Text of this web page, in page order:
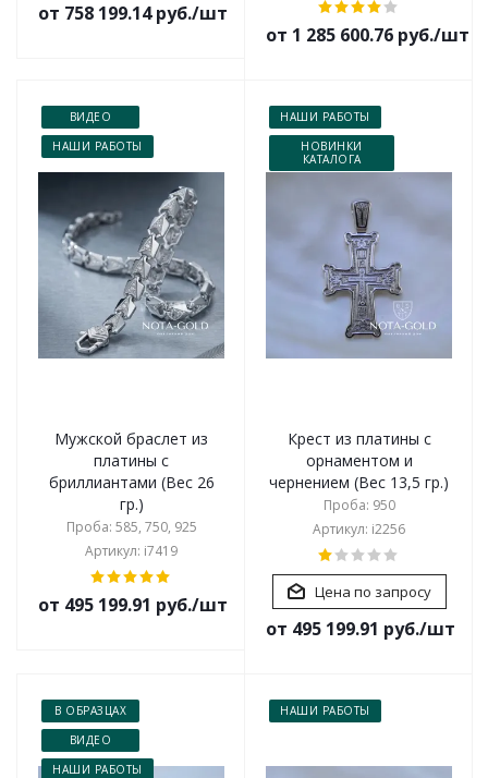
от 758 199.14 руб./шт
от 1 285 600.76 руб./шт
ВИДЕО
НАШИ РАБОТЫ
Мужской браслет из
платины с
бриллиантами (Вес 26
гр.)
Проба: 585, 750, 925
Артикул: i7419
от 495 199.91 руб./шт
НАШИ РАБОТЫ
НОВИНКИ
КАТАЛОГА
Крест из платины с
орнаментом и
чернением (Вес 13,5 гр.)
Проба: 950
Артикул: i2256
Цена по запросу
от 495 199.91 руб./шт
В ОБРАЗЦАХ
ВИДЕО
НАШИ РАБОТЫ
НАШИ РАБОТЫ